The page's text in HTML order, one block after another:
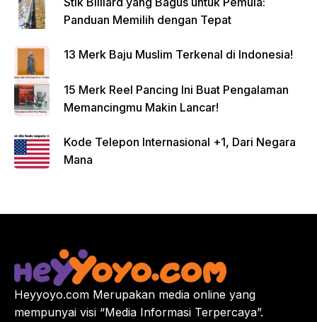
Panduan Memilih dengan Tepat
13 Merk Baju Muslim Terkenal di Indonesia!
15 Merk Reel Pancing Ini Buat Pengalaman
Memancingmu Makin Lancar!
Kode Telepon Internasional +1, Dari Negara
Mana
Heyyoyo.com Merupakan media online yang
mempunyai visi “Media Informasi Terpercaya”.